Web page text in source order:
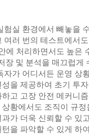
험실 환경에서 빼놓을
여러 번의 테스트에서
에 처리하면서도 높은
장 및 분석을 매끄럽
자가 어디서든 운영 상
을 제공하여 초기 투
고 고장 안전 메커니
황에서도 조직이 규
가 더욱 신뢰할 수 있
을 파악할 수 있게 하